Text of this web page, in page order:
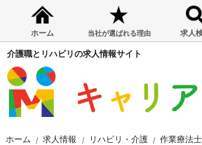
ホーム 当社が選ばれる理由 求人
介護職とリハビリの求人情報サイト
ホーム 求人情報 リハビリ・介護
作業療法士